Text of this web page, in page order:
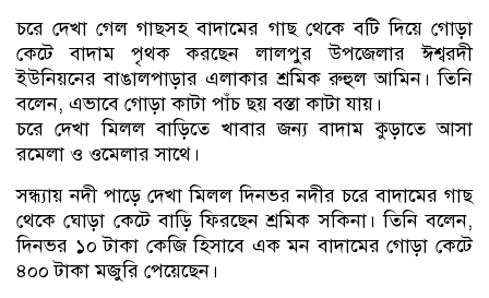
চরে দেখা গেল গাছসহ বাদামের গাছ থেকে বটি দিয়ে গোড়া
কেটে বাদাম পৃথক করছেন লালপুর উপজেলার ঈশ্বরদী
ইউনিয়নের বাঙালপাড়ার এলাকার শ্রমিক রুহুল আমিন। তিনি
বলেন, এভাবে গোড়া কাটা পাঁচ ছয় বস্তা কাটা যায়।
চরে দেখা মিলল বাড়িতে খাবার জন্য বাদাম কুড়াতে আসা
রমেলা ও ওমেলার সাথে।
সন্ধ্যায় নদী পাড়ে দেখা মিলল দিনভর নদীর চরে বাদামের গাছ
থেকে ঘোড়া কেটে বাড়ি ফিরছেন শ্রমিক সকিনা। তিনি বলেন,
দিনভর ১০ টাকা কেজি হিসাবে এক মন বাদামের গোড়া কেটে
৪০০ টাকা মজুরি পেয়েছেন।